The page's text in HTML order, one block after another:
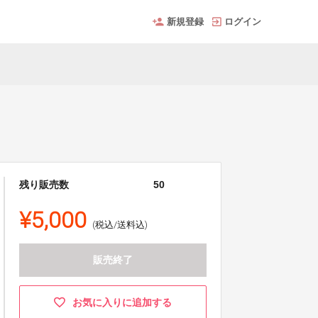
新規登録 ログイン
残り販売数 50
¥5,000 (税込/送料込)
販売終了
お気に入りに追加する